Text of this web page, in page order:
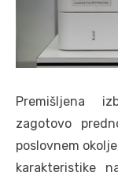
Premišljena
zagotovo
poslovnem
karakteristike